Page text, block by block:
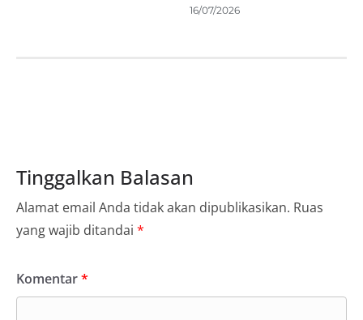
16/07/2026
Tinggalkan Balasan
Alamat email Anda tidak akan dipublikasikan. Ruas
yang wajib ditandai *
Komentar*